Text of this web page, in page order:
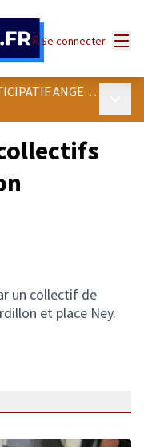
Se connecter
LES RÉALISATIONS DU BUDGET PARTICIPATIF ANGEVIN
un collectif de
et place Ney.